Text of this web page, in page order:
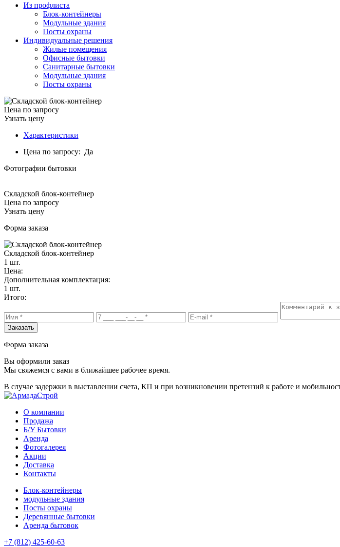
Из профлиста
Блок-контейнеры
Модульные здания
Посты охраны
Индивидуальные решения
Жилые помещения
Офисные бытовки
Санитарные бытовки
Модульные здания
Посты охраны
Цена по запросу
Узнать цену
Характеристики
Цена по запросу: Да
Фотографии бытовки
Складской блок-контейнер
Цена по запросу
Узнать цену
Форма заказа
Складской блок-контейнер
1 шт.
Цена:
Дополнительная комплектация:
1 шт.
Итого:
Заказать
Форма заказа
Вы оформили заказ
Мы свяжемся с вами в ближайшее рабочее время.
В случае задержки в выставлении счета, КП и при возникновении претензий к работе и
О компании
Продажа
Б/У Бытовки
Аренда
Фотогалерея
Акции
Доставка
Контакты
Блок-контейнеры
модульные здания
Посты охраны
Деревянные бытовки
Аренда бытовок
+7 (812) 425-60-63